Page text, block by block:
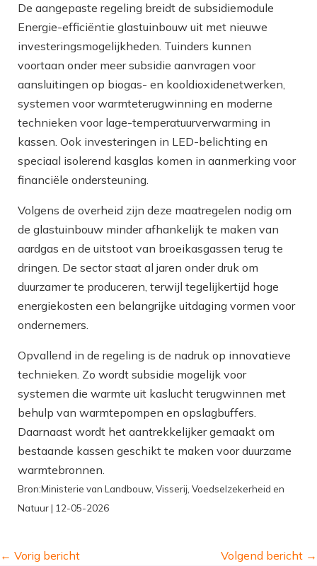
De aangepaste regeling breidt de subsidiemodule
Energie-efficiëntie glastuinbouw uit met nieuwe
investeringsmogelijkheden. Tuinders kunnen
voortaan onder meer subsidie aanvragen voor
aansluitingen op biogas- en kooldioxidenetwerken,
systemen voor warmteterugwinning en moderne
technieken voor lage-temperatuurverwarming in
kassen. Ook investeringen in LED-belichting en
speciaal isolerend kasglas komen in aanmerking voor
financiële ondersteuning.
Volgens de overheid zijn deze maatregelen nodig om
de glastuinbouw minder afhankelijk te maken van
aardgas en de uitstoot van broeikasgassen terug te
dringen. De sector staat al jaren onder druk om
duurzamer te produceren, terwijl tegelijkertijd hoge
energiekosten een belangrijke uitdaging vormen voor
ondernemers.
Opvallend in de regeling is de nadruk op innovatieve
technieken. Zo wordt subsidie mogelijk voor
systemen die warmte uit kaslucht terugwinnen met
behulp van warmtepompen en opslagbuffers.
Daarnaast wordt het aantrekkelijker gemaakt om
bestaande kassen geschikt te maken voor duurzame
warmtebronnen.
Bron:Ministerie van Landbouw, Visserij, Voedselzekerheid en
Natuur | 12-05-2026
← Vorig bericht Volgend bericht →